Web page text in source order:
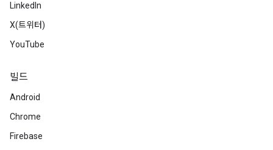
LinkedIn
X(트위터)
YouTube
빌드
Android
Chrome
Firebase